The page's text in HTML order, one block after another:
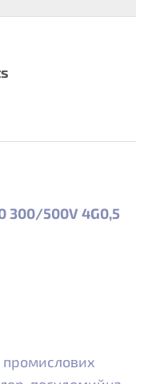
300/500V 4G0,5
промислових